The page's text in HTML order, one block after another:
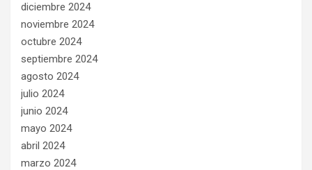
diciembre 2024
noviembre 2024
octubre 2024
septiembre 2024
agosto 2024
julio 2024
junio 2024
mayo 2024
abril 2024
marzo 2024